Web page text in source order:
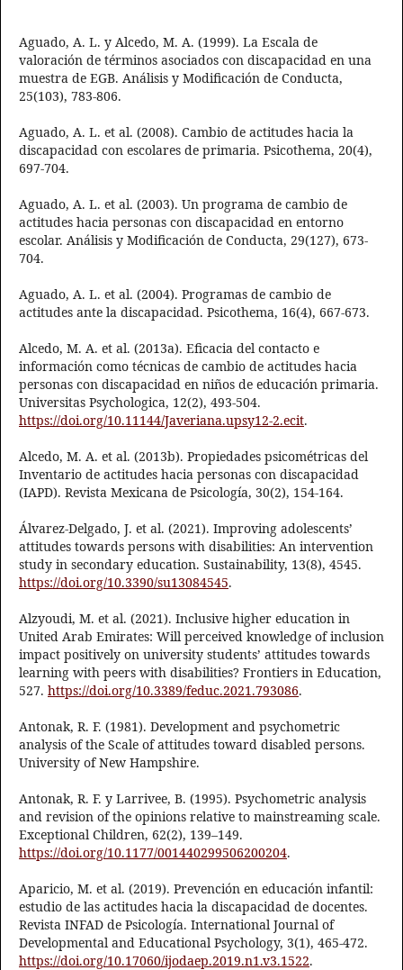
Aguado, A. L. y Alcedo, M. A. (1999). La Escala de
valoración de términos asociados con discapacidad en una
muestra de EGB. Análisis y Modificación de Conducta,
25(103), 783-806.
Aguado, A. L. et al. (2008). Cambio de actitudes hacia la
discapacidad con escolares de primaria. Psicothema, 20(4),
697-704.
Aguado, A. L. et al. (2003). Un programa de cambio de
actitudes hacia personas con discapacidad en entorno
escolar. Análisis y Modificación de Conducta, 29(127), 673-
704.
Aguado, A. L. et al. (2004). Programas de cambio de
actitudes ante la discapacidad. Psicothema, 16(4), 667-673.
Alcedo, M. A. et al. (2013a). Eficacia del contacto e
información como técnicas de cambio de actitudes hacia
personas con discapacidad en niños de educación primaria.
Universitas Psychologica, 12(2), 493-504.
https://doi.org/10.11144/Javeriana.upsy12-2.ecit.
Alcedo, M. A. et al. (2013b). Propiedades psicométricas del
Inventario de actitudes hacia personas con discapacidad
(IAPD). Revista Mexicana de Psicología, 30(2), 154-164.
Álvarez-Delgado, J. et al. (2021). Improving adolescents’
attitudes towards persons with disabilities: An intervention
study in secondary education. Sustainability, 13(8), 4545.
https://doi.org/10.3390/su13084545.
Alzyoudi, M. et al. (2021). Inclusive higher education in
United Arab Emirates: Will perceived knowledge of inclusion
impact positively on university students’ attitudes towards
learning with peers with disabilities? Frontiers in Education,
527. https://doi.org/10.3389/feduc.2021.793086.
Antonak, R. F. (1981). Development and psychometric
analysis of the Scale of attitudes toward disabled persons.
University of New Hampshire.
Antonak, R. F. y Larrivee, B. (1995). Psychometric analysis
and revision of the opinions relative to mainstreaming scale.
Exceptional Children, 62(2), 139–149.
https://doi.org/10.1177/001440299506200204.
Aparicio, M. et al. (2019). Prevención en educación infantil:
estudio de las actitudes hacia la discapacidad de docentes.
Revista INFAD de Psicología. International Journal of
Developmental and Educational Psychology, 3(1), 465-472.
https://doi.org/10.17060/ijodaep.2019.n1.v3.1522.